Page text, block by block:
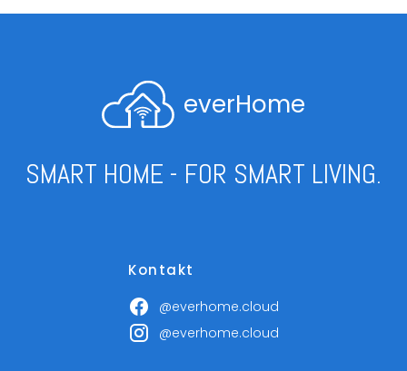
everHome
SMART HOME - FOR SMART LIVING.
Kontakt
@everhome.cloud
@everhome.cloud